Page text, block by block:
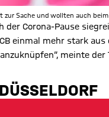
Sache und wollten auch beim
der Corona-Pause
einmal mehr stark
meinte der